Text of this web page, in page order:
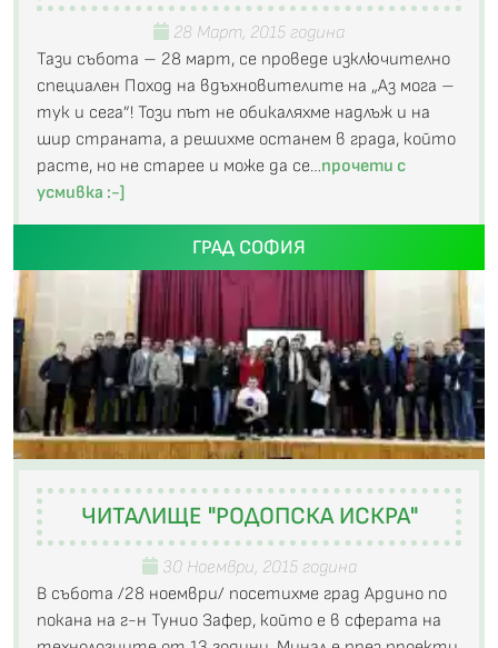
28 Март, 2015 година
Тази събота – 28 март, се проведе изключително
специален Поход на вдъхновителите на „Аз мога –
тук и сега”! Този път не обикаляхме надлъж и на
шир страната, а решихме останем в града, който
расте, но не старее и може да се…прочети с
усмивка :-]
ГРАД СОФИЯ
ЧИТАЛИЩЕ "РОДОПСКА ИСКРА"
30 Ноември, 2015 година
В събота /28 ноември/ посетихме град Ардино по
покана на г-н Тунио Зафер, който е в сферата на